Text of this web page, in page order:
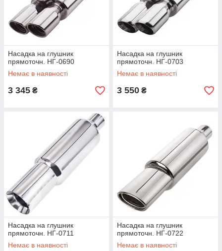
Насадка на глушник
прямоточн. НГ-0690
Немає в наявності
3 345 ₴
Насадка на глушник
прямоточн. НГ-0703
Немає в наявності
3 550 ₴
Насадка на глушник
прямоточн. НГ-0711
Немає в наявності
Насадка на глушник
прямоточн. НГ-0722
Немає в наявності